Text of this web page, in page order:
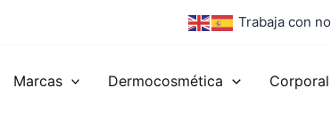
Trabaja con
Marcas Dermocosmética Corporal